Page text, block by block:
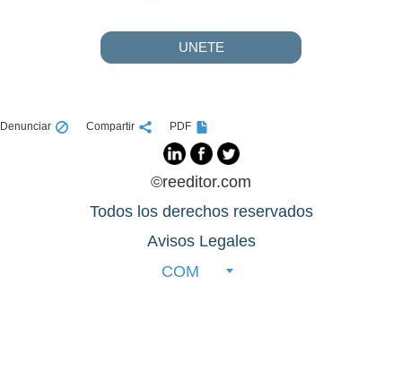
UNETE
Denunciar Compartir PDF
©reeditor.com
Todos los derechos reservados
Avisos Legales